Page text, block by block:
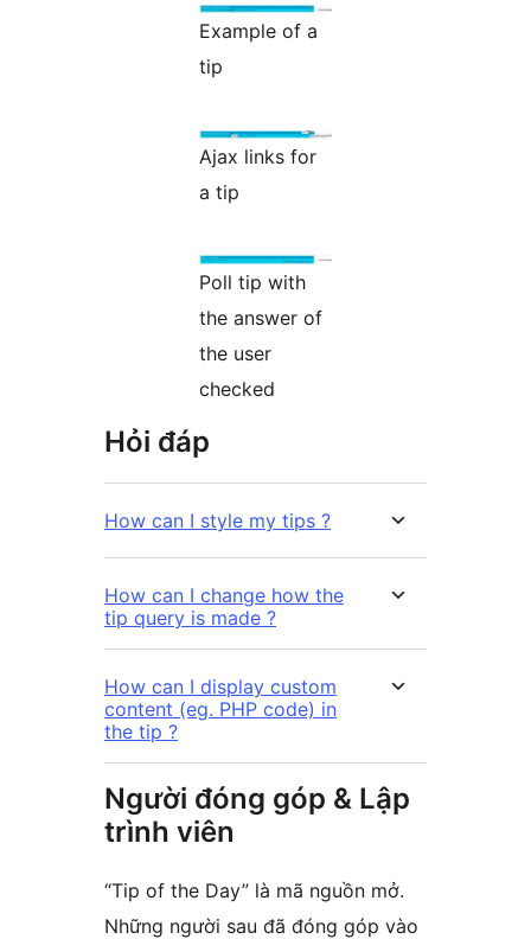
Example of a
tip
Ajax links for
a tip
Poll tip with
the answer of
the user
checked
Hỏi đáp
How can I style my tips ?
How can I change how the
tip query is made ?
How can I display custom
content (eg. PHP code) in
the tip ?
Người đóng góp & Lập
trình viên
“Tip of the Day” là mã nguồn mở.
Những người sau đã đóng góp vào